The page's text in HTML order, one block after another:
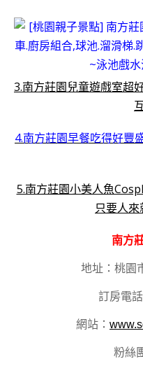
3.南方莊園兒童遊戲室超
4.南方莊園早餐吃得好豐
5.南方莊園小美人魚
只要人來
南方
地址：桃園
訂房電
網站：
粉絲